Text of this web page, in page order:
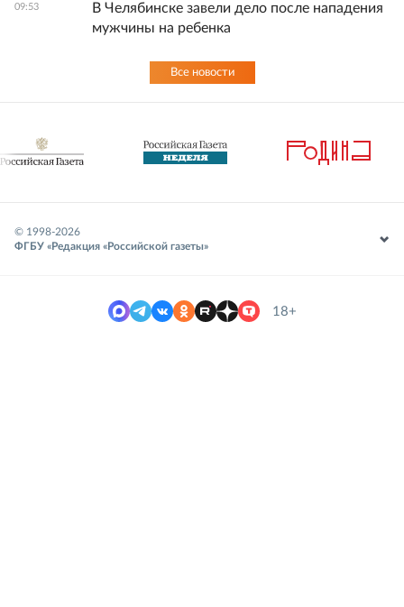
09:53
В Челябинске завели дело после нападения
мужчины на ребенка
Все новости
© 1998-2026
ФГБУ «Редакция «Российской газеты»
18+